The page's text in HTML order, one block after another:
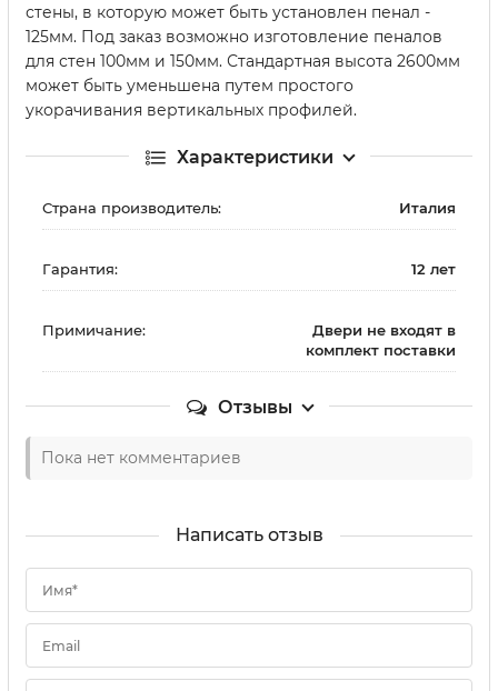
стены, в которую может быть установлен пенал -
125мм. Под заказ возможно изготовление пеналов
для стен 100мм и 150мм. Стандартная высота 2600мм
может быть уменьшена путем простого
укорачивания вертикальных профилей.
Характеристики
Страна производитель: Италия
Гарантия: 12 лет
Примичание:
Двери не входят в
комплект поставки
Отзывы
Пока нет комментариев
Написать отзыв
Имя*
Email